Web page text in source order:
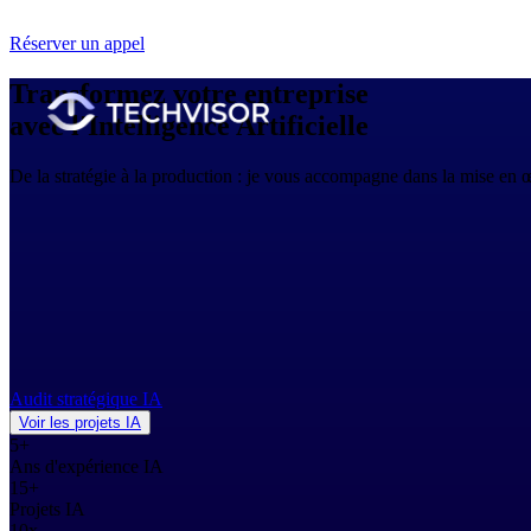
Réserver un appel
Transformez votre entreprise
avec l'Intelligence Artificielle
De la stratégie à la production : je vous accompagne dans la mise
Audit stratégique IA
Voir les projets IA
5+
Ans d'expérience IA
15+
Projets IA